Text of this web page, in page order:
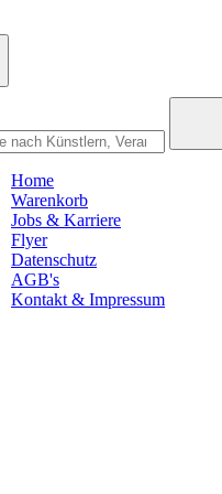
Home
Warenkorb
Jobs & Karriere
Flyer
Datenschutz
AGB's
Kontakt & Impressum